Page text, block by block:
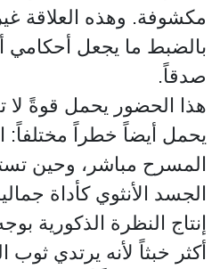
مكشوفة. وهذه العلاقة
بالضبط ما يجعل أحكامي
صدقاً.
هذا الحضور يحمل قوةً لا
يحمل أيضاً خطراً
المسرح مباشر، وحين
الجسد الأنثوي كأداة
إنتاج النظرة الذكورية
أكثر خبثاً لأنه يرتدي ثوب